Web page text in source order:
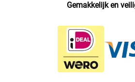
Gemakkelijk en